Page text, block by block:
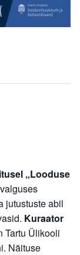
„Looduse
jutustuste abil
Kuraator
Tartu Ülikooli
Näituse